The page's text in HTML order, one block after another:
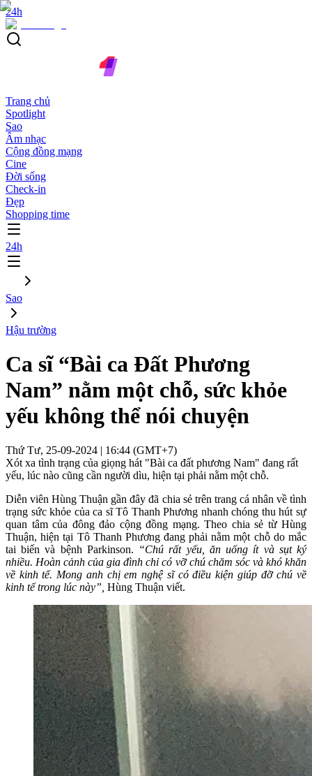
24h
Trang chủ
Spotlight
Sao
Âm nhạc
Cộng đồng mạng
Cine
Đời sống
Check-in
Đẹp
Shopping time
24h
Sao
Hậu trường
Ca sĩ “Bài ca Đất Phương
Nam” nằm một chỗ, sức khỏe
yếu không thể nói chuyện
Thứ Tư, 25-09-2024 | 16:44 (GMT+7)
Xót xa tình trạng của giọng hát "Bài ca đất phương Nam" đang rất
yếu, lúc nào cũng cần người dìu, hiện tại phải nằm một chỗ.
Diễn viên Hùng Thuận gần đây đã chia sẻ trên trang cá nhân về tình
trạng sức khỏe của ca sĩ Tô Thanh Phương nhanh chóng thu hút sự
quan tâm của đông đảo cộng đồng mạng. Theo chia sẻ từ Hùng
Thuận, hiện tại Tô Thanh Phương đang phải nằm một chỗ do mắc
tai biến và bệnh Parkinson. “Chú rất yếu, ăn uống ít và sụt ký
nhiều. Hoàn cảnh của gia đình chỉ có vỡ chú chăm sóc và khó khăn
về kinh tế. Mong anh chị em nghệ sĩ có điều kiện giúp đỡ chú về
kinh tế trong lúc này”, Hùng Thuận viết.